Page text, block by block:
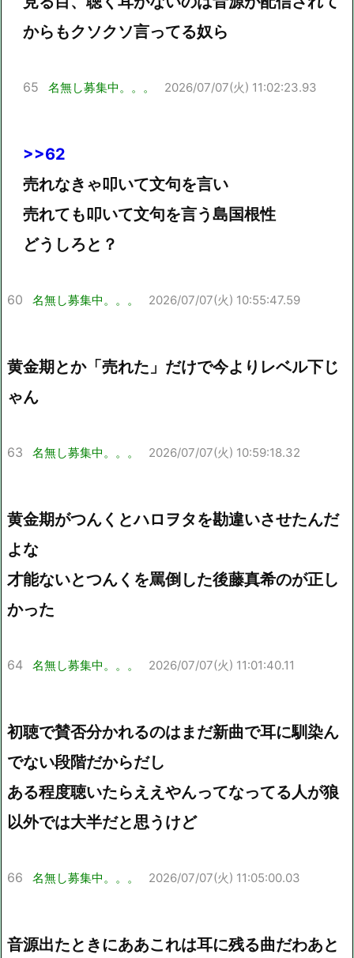
からもクソクソ言ってる奴ら
65 名無し募集中。。。 2026/07/07(火) 11:02:23.93
>>62
売れなきゃ叩いて文句を言い
売れても叩いて文句を言う島国根性
どうしろと？
60 名無し募集中。。。 2026/07/07(火) 10:55:47.59
黄金期とか「売れた」だけで今よりレベル下じ
ゃん
63 名無し募集中。。。 2026/07/07(火) 10:59:18.32
黄金期がつんくとハロヲタを勘違いさせたんだ
よな
才能ないとつんくを罵倒した後藤真希のが正し
かった
64 名無し募集中。。。 2026/07/07(火) 11:01:40.11
初聴で賛否分かれるのはまだ新曲で耳に馴染ん
でない段階だからだし
ある程度聴いたらええやんってなってる人が狼
以外では大半だと思うけど
66 名無し募集中。。。 2026/07/07(火) 11:05:00.03
音源出たときにああこれは耳に残る曲だわあと